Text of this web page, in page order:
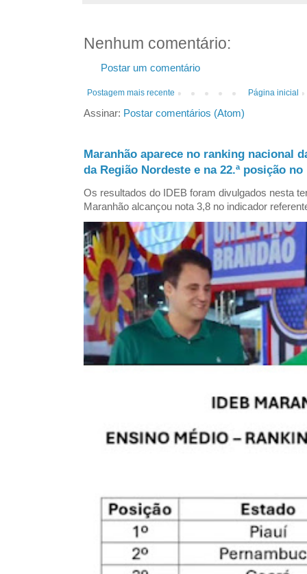
Nenhum comentário:
Postar um comentário
Postagem mais recente Página inicial
Assinar: Postar comentários (Atom)
Maranhão aparece no ranking nacional
da Região Nordeste e na 22.ª posição
Os resultados do IDEB foram divulgados nesta
Maranhão alcançou nota 3,8 no indicador